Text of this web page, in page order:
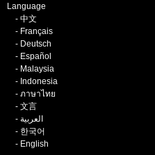
Language
中文
Français
Deutsch
Español
Malaysia
Indonesia
ภาษาไทย
文言
العربية
한국어
English